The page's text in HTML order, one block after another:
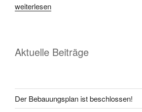
weiterlesen
Aktuelle Beiträge
Der Bebauungsplan ist beschlossen!